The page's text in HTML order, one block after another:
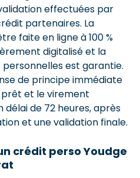
effectuées par
partenaires. La
faite en ligne à 100 %
digitalisé et la
est garantie.
de principe immédiate
et le virement
de 72 heures, après
et une validation finale.
crédit perso Youdge